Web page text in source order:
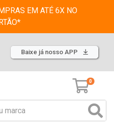
EM ATÉ 6X NO
Baixe já nosso APP
0